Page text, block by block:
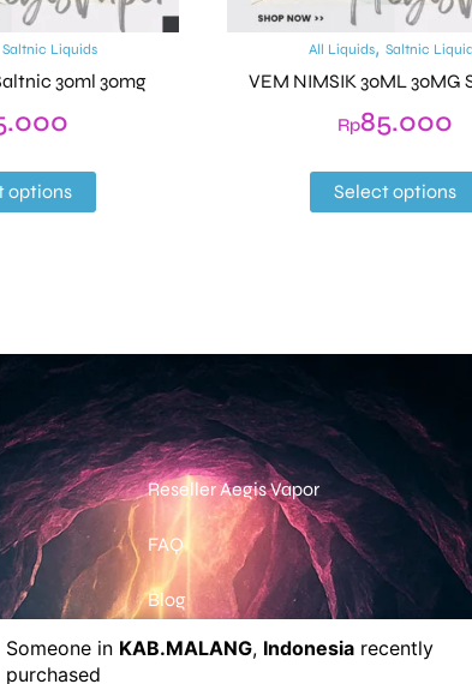
Saltnic Liquids
30ml 30mg
options
All Liquids,Saltnic
VEM NIMSIK 30ML 30MG
Rp85.000
Select options
Reseller Aegis Vapor
FAQ
Blog
Someone in KAB.MALANG, Indonesia recently
purchased